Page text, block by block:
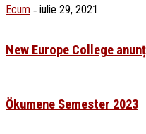
Ecum - iulie 29, 2021
New Europe College
Ökumene Semester 2023